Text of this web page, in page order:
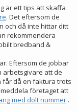
är ett tips att skaffa
. Det eftersom de
och då inte hittar ditt
rekommendera
bredband &
Eftersom de jobbar
arbetsgivare att de
får då en faktura trots
företaget att
med dolt nummer .